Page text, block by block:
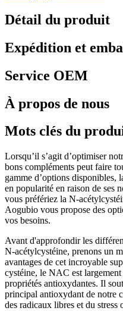
Détail du produit
Expédition et
Service OEM
À propos de nous
Mots clés du
Lorsqu’il s’agit d’optimiser
bons compléments peut faire
gamme d’options
en popularité en raison de ses
vous préfériez la N-
Aogubio vous propose des
vos besoins.
Avant d'approfondir les
N-acétylcystéine, prenons un
avantages de cet incroyable
cystéine, le NAC est
propriétés antioxydantes. Il
principal antioxydant de notre
des radicaux libres et du stress